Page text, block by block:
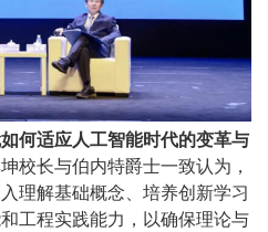
何适应人工智能时代的变革与
校长与伯内特爵士一致认为，
理解基础概念、培养创新学习
工程实践能力，以确保理论与